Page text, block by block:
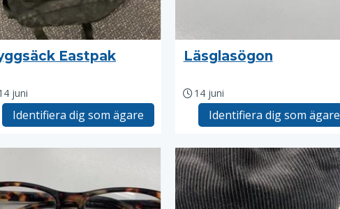
Eastpak
juni
Identifiera dig som ägare
Läsglasögon
14 juni
Identifiera dig som ägare